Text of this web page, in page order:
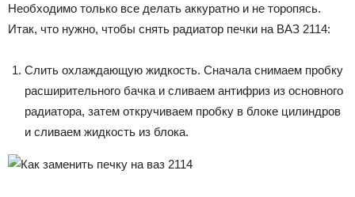
Необходимо только все делать аккуратно и не торопясь.
Итак, что нужно, чтобы снять радиатор печки на ВАЗ 2114:
Слить охлаждающую жидкость. Сначала снимаем пробку
расширительного бачка и сливаем антифриз из основного
радиатора, затем откручиваем пробку в блоке цилиндров
и сливаем жидкость из блока.